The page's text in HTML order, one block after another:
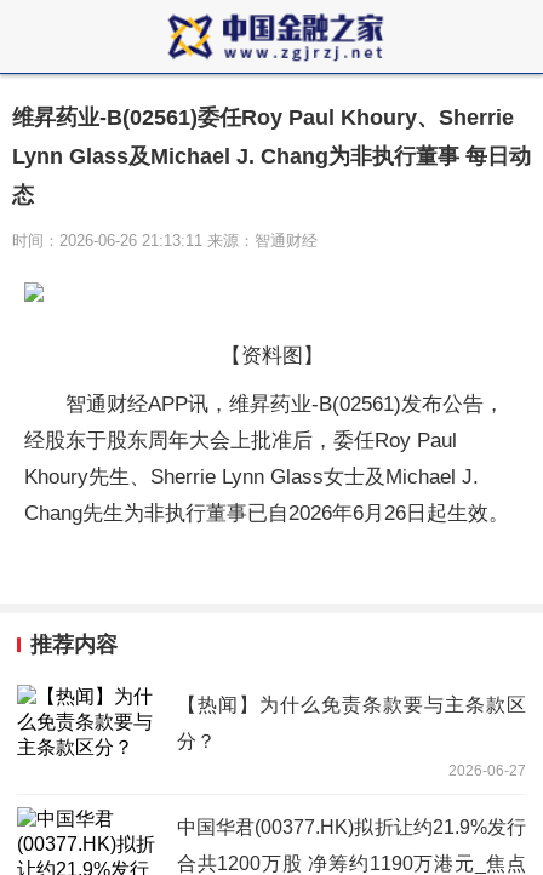
维昇药业-B(02561)委任Roy Paul Khoury、Sherrie
Lynn Glass及Michael J. Chang为非执行董事 每日动
态
时间：2026-06-26 21:13:11 来源：智通财经
【资料图】
智通财经APP讯，维昇药业-B(02561)发布公告，
经股东于股东周年大会上批准后，委任Roy Paul
Khoury先生、Sherrie Lynn Glass女士及Michael J.
Chang先生为非执行董事已自2026年6月26日起生效。
推荐内容
【热闻】为什么免责条款要与主条款区
分？
2026-06-27
中国华君(00377.HK)拟折让约21.9%发行
合共1200万股 净筹约1190万港元_焦点